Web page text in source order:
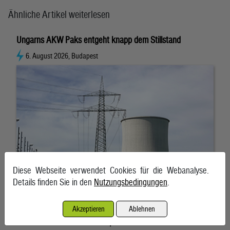
Ähnliche Artikel weiterlesen
Ungarns AKW Paks entgeht knapp dem Stillstand
6. August 2026, Budapest
Diese Webseite verwendet Cookies für die Webanalyse.
Details finden Sie in den Nutzungsbedingungen
Akzeptieren Ablehnen